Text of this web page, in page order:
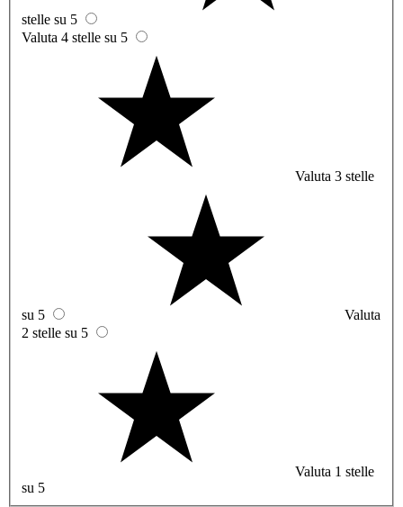
stelle su 5
Valuta 4 stelle su 5
Valuta 3 stelle
su 5
Valuta
2 stelle su 5
Valuta 1 stelle
su 5